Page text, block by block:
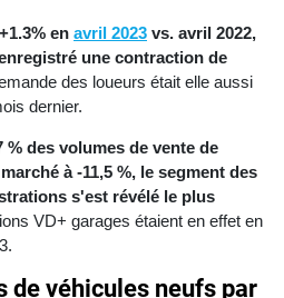
en avril 2023 vs. avril 2022,
une contraction de
des loueurs était elle aussi
dernier.
des volumes de vente de
à -11,5 %, le segment des
s'est révélé le plus
VD+ garages étaient en effet en